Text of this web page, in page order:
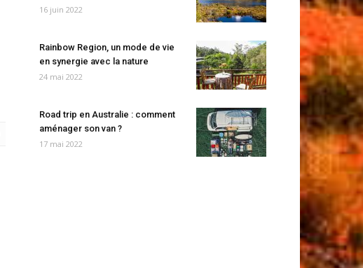
16 juin 2022
Rainbow Region, un mode de vie
en synergie avec la nature
24 mai 2022
Road trip en Australie : comment
aménager son van ?
17 mai 2022